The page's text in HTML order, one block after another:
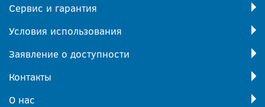
Сервис и гарантия
Условия использования
Заявление о доступности
Контакты
О нас